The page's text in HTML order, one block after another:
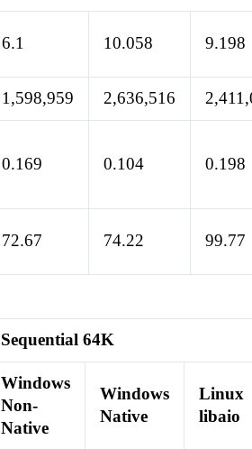
6.1 10.058 9.198
1,598,959 2,636,516
0.169 0.104 0.198
72.67 74.22 99.77
Sequential 64K
Windows
Non-
Native
Windows
Native
Linux
libaio